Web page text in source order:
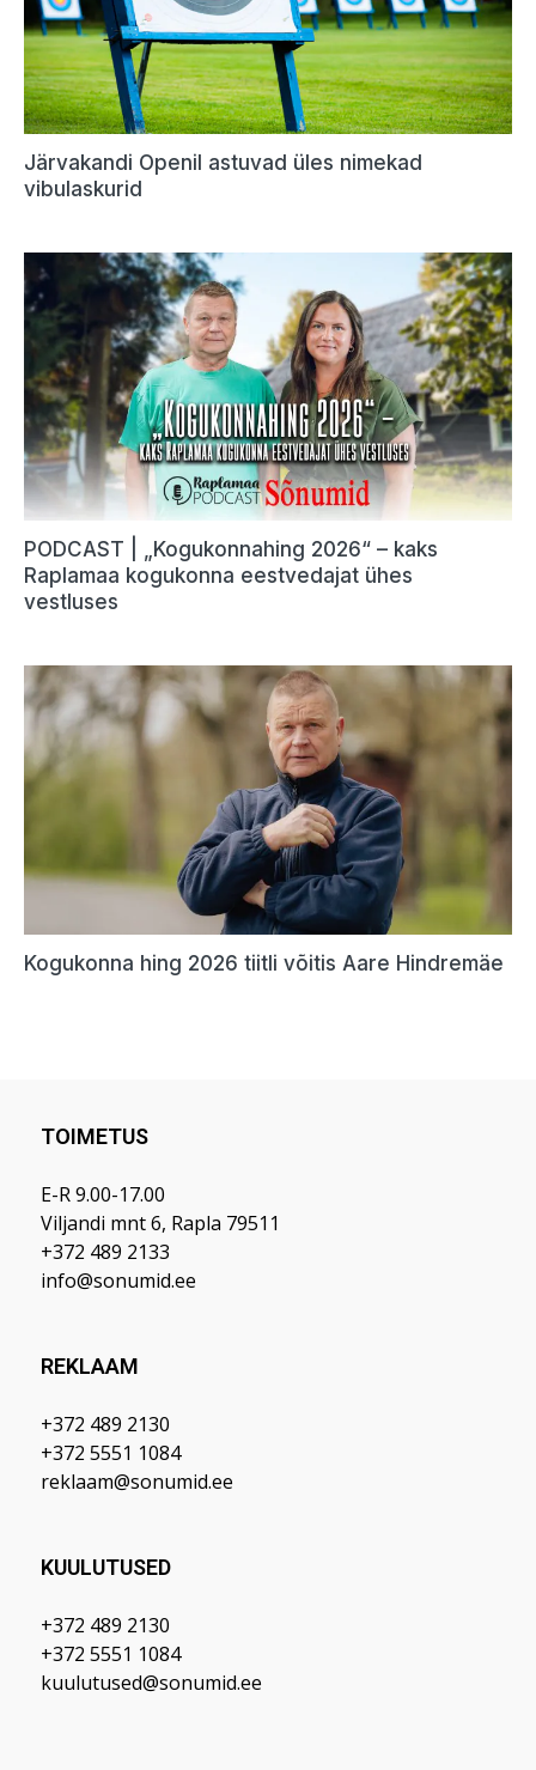
TOIMETUS
E-R 9.00-17.00
Viljandi mnt 6, Rapla 79511
+372 489 2133
info@sonumid.ee
REKLAAM
+372 489 2130
+372 5551 1084
reklaam@sonumid.ee
KUULUTUSED
+372 489 2130
+372 5551 1084
kuulutused@sonumid.ee